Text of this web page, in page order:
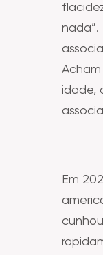
nada”.
idade,
Em